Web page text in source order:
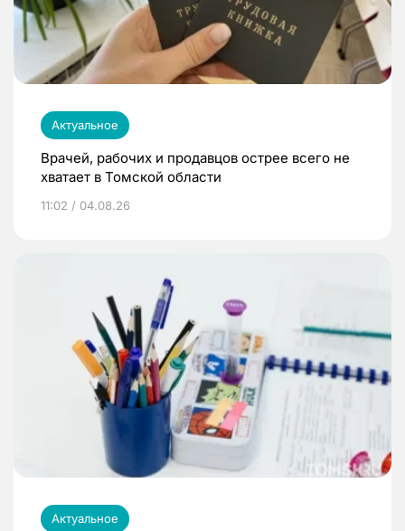
Актуальное
Врачей, рабочих и продавцов острее всего не
хватает в Томской области
11:02 / 04.08.26
Актуальное